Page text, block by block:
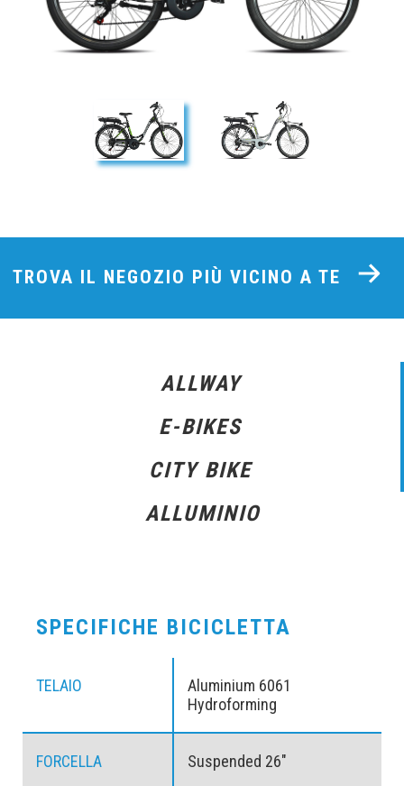
TROVA IL NEGOZIO PIÙ VICINO A TE
ALLWAY
E-BIKES
CITY BIKE
ALLUMINIO
SPECIFICHE BICICLETTA
TELAIO
Aluminium 6061
Hydroforming
FORCELLA Suspended 26"